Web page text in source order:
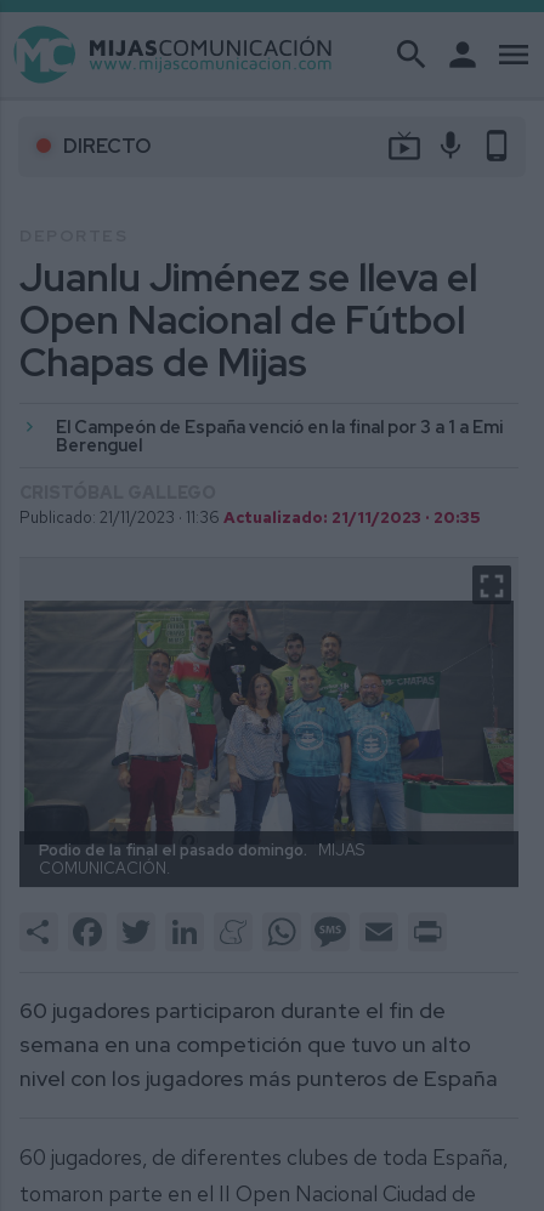
search person menu
DIRECTO live_tv mic phone_android
Juanlu Jiménez se lleva el
Open Nacional de Fútbol
Chapas de Mijas
El Campeón de España venció en la final por 3 a 1 a Emi
Berenguel
Publicado: 21/11/2023 · 11:36 Actualizado: 21/11/2023 · 20:35
Podio de la final el pasado domingo.
MIJAS
COMUNICACIÓN.
Share FacebookTwitter LinkedInMeneameWhatsAppMessage
Email
60 jugadores participaron durante el fin de
semana en una competición que tuvo un alto
nivel con los jugadores más punteros de España
60 jugadores, de diferentes clubes de toda España,
tomaron parte en el II Open Nacional Ciudad de